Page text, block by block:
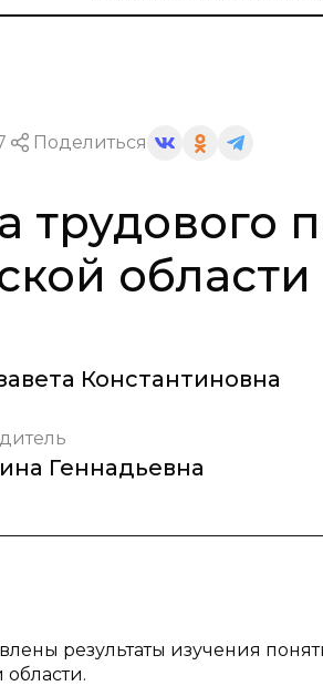
Поделиться
трудового
области
Константиновна
Геннадьевна
результаты изучения